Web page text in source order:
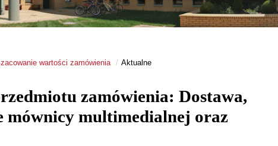
wartości zamówienia Aktualne
zamówienia: Dostawa,
mównicy multimedialnej oraz